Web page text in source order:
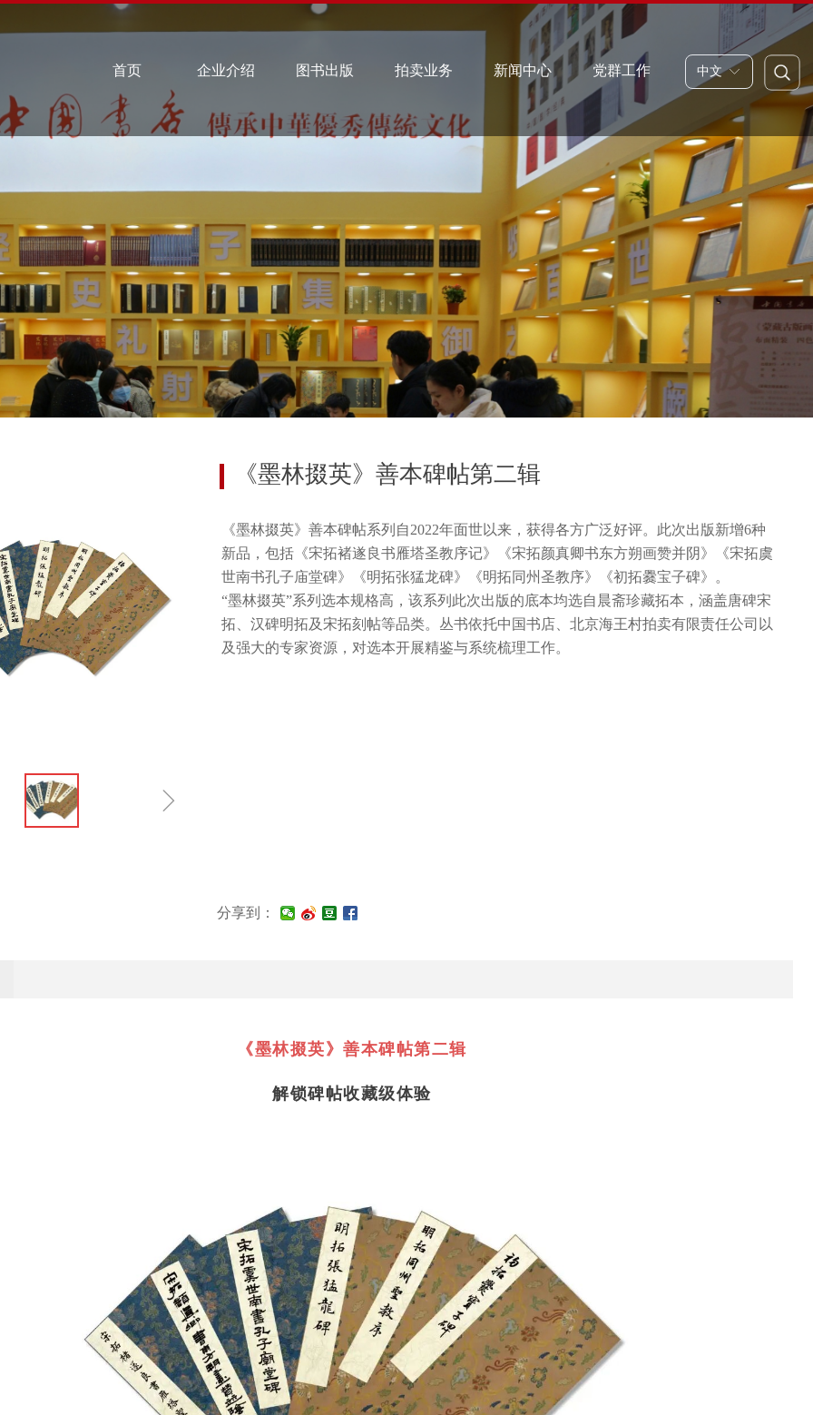
首页 企业介绍 图书出版 拍卖业务 新闻中心 党群工作 ꀅ
中文
ꁇ
《墨林掇英》善本碑帖第二辑
《墨林掇英》善本碑帖系列自2022年面世以来，获得各方广泛好评。此次出版新增6种
新品，包括《宋拓褚遂良书雁塔圣教序记》《宋拓颜真卿书东方朔画赞并阴》《宋拓虞
世南书孔子庙堂碑》《明拓张猛龙碑》《明拓同州圣教序》《初拓爨宝子碑》。
“墨林掇英”系列选本规格高，该系列此次出版的底本均选自晨斋珍藏拓本，涵盖唐碑宋
拓、汉碑明拓及宋拓刻帖等品类。丛书依托中国书店、北京海王村拍卖有限责任公司以
及强大的专家资源，对选本开展精鉴与系统梳理工作。
分享到：
《墨林掇英》善本碑帖第二辑
解锁碑帖收藏级体验